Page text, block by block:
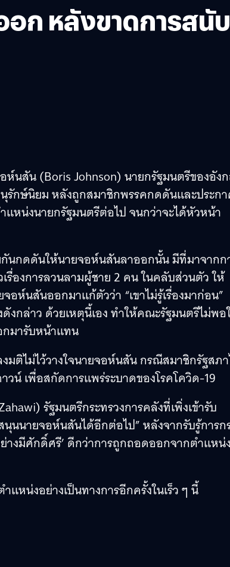
อก หลังขาดการสนั
นสัน (Boris Johnson) นายกรัฐมนตรีของอัง
กษ์นิยม หลังถูกสมาชิกพรรคกดดันและประก
หน่งนายกรัฐมนตรีต่อไป จนกว่าจะได้หัวหน้า
นกดดันให้นายจอห์นสันลาออกนั้น มีที่มาจากก
รื่องการลวนลามผู้ชาย 2 คน ในคลับส่วนตัว ให้
ห์นสันออกมาแก้ตัวว่า “เขาไม่รู้เรื่องมาก่อน”
กล่าว ด้วยเหตุนี้เอง ทำให้คณะรัฐมนตรีไม่พอ
มารับหน้าแทน
มติไม่ไว้วางใจนายจอห์นสัน กรณีสมาชิกรัฐสภ
วน์ เพื่อสกัดการแพร่ระบาดของโรคโควิด-19
รัฐมนตรีกระทรวงการคลังที่เพิ่งเข้ารับ
นนายจอห์นสันได้อีกต่อไป” หลังจากรับรู้การก
างมีศักดิ์ศรี’ ดีกว่าการถูกถอดออกจากตำแหน่
หน่งอย่างเป็นทางการอีกครั้งในเร็ว ๆ นี้